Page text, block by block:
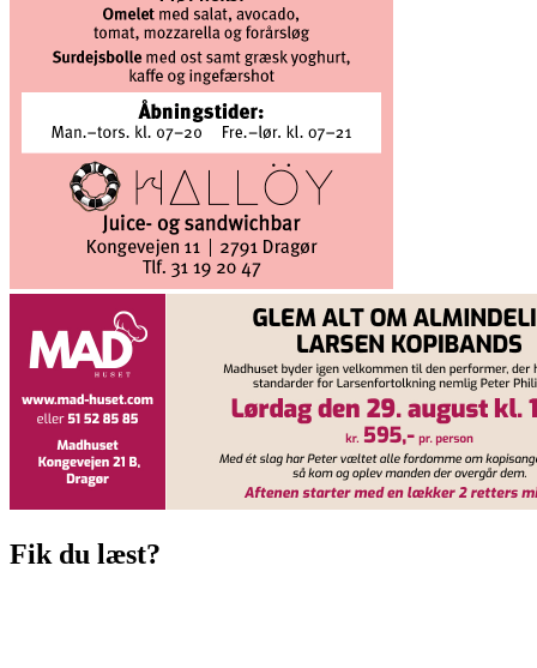
Fik du læst?